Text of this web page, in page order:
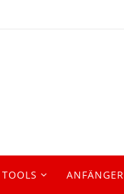
TOOLS ANFÄNGER